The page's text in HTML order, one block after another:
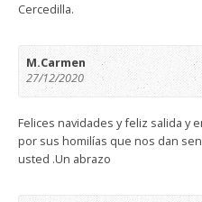
Cercedilla.
M.Carmen
27/12/2020
Felices navidades y feliz salida y
por sus homilías que nos dan
usted .Un abrazo